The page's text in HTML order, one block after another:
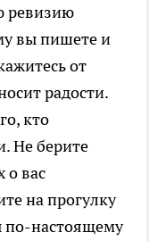
ревизию
вы пишете и
от
радости.
кто
Не берите
о вас
на прогулку
по-настоящему